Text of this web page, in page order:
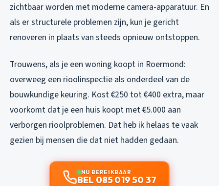
zichtbaar worden met moderne camera-apparatuur. En
als er structurele problemen zijn, kun je gericht
renoveren in plaats van steeds opnieuw ontstoppen.
Trouwens, als je een woning koopt in Roermond:
overweeg een rioolinspectie als onderdeel van de
bouwkundige keuring. Kost €250 tot €400 extra, maar
voorkomt dat je een huis koopt met €5.000 aan
verborgen rioolproblemen. Dat heb ik helaas te vaak
gezien bij mensen die dat niet hadden gedaan.
NU BEREIKBAAR
BEL 085 019 50 37